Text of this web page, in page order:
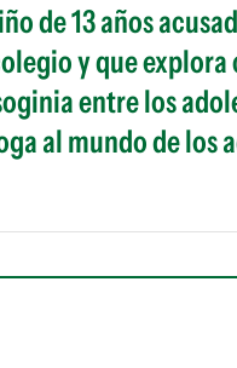
de 13 años
y que
entre los
al mundo de los